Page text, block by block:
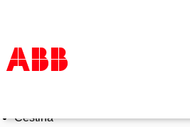
Products & Solutions
Čeština